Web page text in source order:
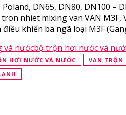
DN65, DN80, DN100 –
nhiet mixing van VAN M3F,
khiển ba ngã loại M3F
HƠI NƯỚC VÀ NƯỚC VAN TRỘN